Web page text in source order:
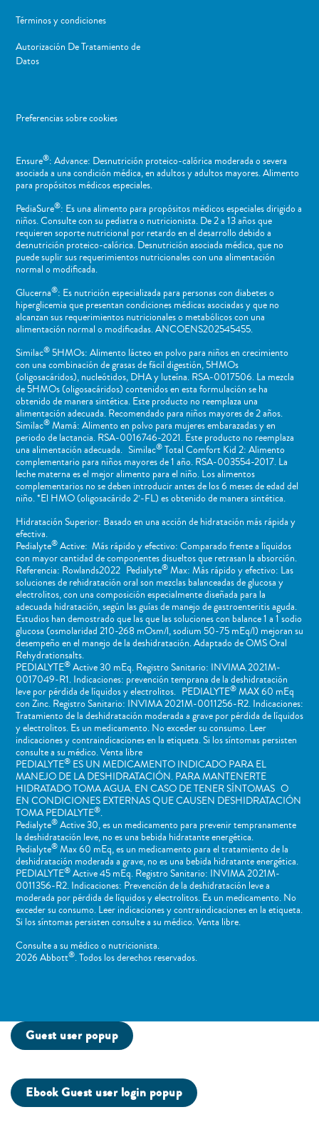
Términos y condiciones
Autorización De Tratamiento de
Datos
Preferencias sobre cookies
Ensure®: Advance: Desnutrición proteico-calórica moderada o severa
asociada a una condición médica, en adultos y adultos mayores. Alimento
para propósitos médicos especiales.
PediaSure®: Es una alimento para propósitos médicos especiales dirigido a
niños​. Consulte con su pediatra o nutricionista. De 2 a 13 años que
requieren soporte nutricional por retardo en el desarrollo debido a
desnutrición proteico-calórica. Desnutrición asociada médica, que no
puede suplir sus requerimientos nutricionales con una alimentación
normal o ​modificada.
Glucerna®: Es nutrición especializada para personas con diabetes o
hiperglicemia que presentan condiciones médicas asociadas y que no
alcanzan sus requerimientos nutricionales o metabólicos con una
alimentación normal o modificadas. ANCOENS202545455.
Similac®5HMOs: Alimento lácteo en polvo para niños en crecimiento
con una combinación de grasas de fácil digestión, 5HMOs
(oligosacáridos), nucleótidos, DHA y luteína. RSA-0017506. La mezcla
de 5HMOs (oligosacáridos) contenidos en esta formulación se ha
obtenido de manera sintética. Este producto no reemplaza una
alimentación adecuada. Recomendado para niños mayores de 2 años.
Similac®Mamá: Alimento en polvo para mujeres embarazadas y en
periodo de lactancia. RSA-0016746-2021. Este producto no reemplaza
una alimentación adecuada. Similac®Total Comfort Kid 2: Alimento
complementario para niños mayores de 1 año. RSA-003554-2017. La
leche materna es el mejor alimento para el niño. Los alimentos
complementarios no se deben introducir antes de los 6 meses de edad del
niño. *El HMO (oligosacárido 2’-FL) es obtenido de manera sintética.
Hidratación Superior: Basado en una acción de hidratación más rápida y
efectiva.
Pedialyte®Active: Más rápido y efectivo: Comparado frente a líquidos
con mayor cantidad de componentes disueltos que retrasan la absorción.
Referencia: Rowlands2022 Pedialyte®Max: Más rápido y efectivo: Las
soluciones de rehidratación oral son mezclas balanceadas de glucosa y
electrolitos, con una composición especialmente diseñada para la
adecuada hidratación, según las guías de manejo de gastroenteritis aguda.
Estudios han demostrado que las que las soluciones con balance 1 a 1 sodio
glucosa (osmolaridad 210-268 mOsm/l, sodium 50-75 mEq/l) mejoran su
desempeño en el manejo de la deshidratación. Adaptado de OMS Oral
Rehydrationsalts.
PEDIALYTE®Active 30 mEq. Registro Sanitario: INVIMA 2021M-
0017049-R1. Indicaciones: prevención temprana de la deshidratación
leve por pérdida de líquidos y electrolitos. PEDIALYTE®MAX 60 mEq
con Zinc. Registro Sanitario: INVIMA 2021M-0011256-R2. Indicaciones:
Tratamiento de la deshidratación moderada a grave por pérdida de líquidos
y electrolitos. Es un medicamento. No exceder su consumo. Leer
indicaciones y contraindicaciones en la etiqueta. Si los síntomas persisten
consulte a su médico. Venta libre
PEDIALYTE®ES UN MEDICAMENTO INDICADO PARA EL
MANEJO DE LA DESHIDRATACIÓN. PARA MANTENERTE
HIDRATADO TOMA AGUA. EN CASO DE TENER SÍNTOMAS O
EN CONDICIONES EXTERNAS QUE CAUSEN DESHIDRATACIÓN
TOMA PEDIALYTE®.
Pedialyte®Active 30, es un medicamento para prevenir tempranamente
la deshidratación leve, no es una bebida hidratante energética.
Pedialyte®Max 60 mEq, es un medicamento para el tratamiento de la
deshidratación moderada a grave, no es una bebida hidratante energética.
PEDIALYTE®Active 45 mEq. Registro Sanitario: INVIMA 2021M-
0011356-R2. Indicaciones: Prevención de la deshidratación leve a
moderada por pérdida de líquidos y electrolitos. Es un medicamento. No
exceder su consumo. Leer indicaciones y contraindicaciones en la etiqueta.
Si los síntomas persisten consulte a su médico. Venta libre.
Consulte a su médico o nutricionista.
2026 Abbott®. Todos los derechos reservados.
Guest user popup
Ebook Guest user login popup